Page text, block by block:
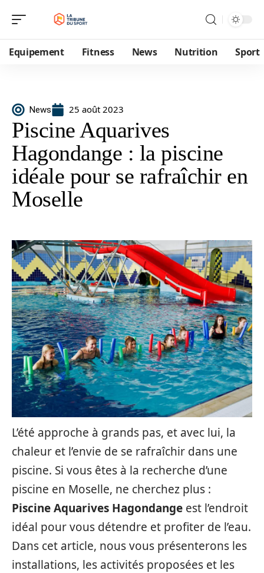
Equipement Fitness News Nutrition Sport
News 25 août 2023
Piscine Aquarives
Hagondange : la piscine
idéale pour se rafraîchir en
Moselle
L’été approche à grands pas, et avec lui, la
chaleur et l’envie de se rafraîchir dans une
piscine. Si vous êtes à la recherche d’une
piscine en Moselle, ne cherchez plus :
Piscine Aquarives Hagondange est l’endroit
idéal pour vous détendre et profiter de l’eau.
Dans cet article, nous vous présenterons les
installations, les activités proposées et les